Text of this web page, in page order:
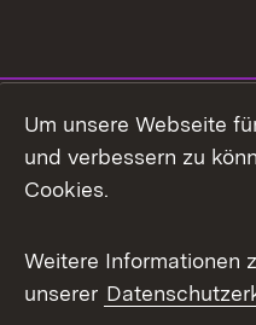
Facebook
X / Twitter
Youtube
Um unsere Webseite
und verbessern zu
Cookies.
Weitere Informationen
unserer